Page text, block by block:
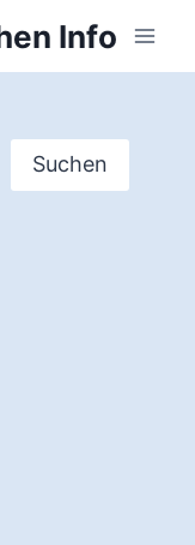
Info
Suchen